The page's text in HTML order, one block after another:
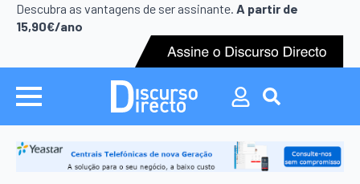
Descubra as vantagens de ser assinante. A partir de
15,90€/ano
Search
for:
Search